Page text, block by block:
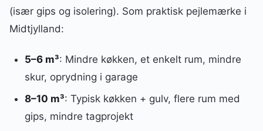
(især gips og isolering). Som praktisk pejlemærke i
Midtjylland:
5–6 m³: Mindre køkken, et enkelt rum, mindre
skur, oprydning i garage
8–10 m³: Typisk køkken + gulv, flere rum med
gips, mindre tagprojekt